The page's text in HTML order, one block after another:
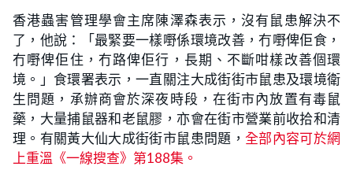
香港蟲害管理學會主席陳澤森表示，沒有鼠患解決不
了，他說：「最緊要一樣嘢係環境改善，冇嘢俾佢食，
冇嘢俾佢住，冇路俾佢行，長期、不斷咁樣改善個環
境。」食環署表示，一直關注大成街街市鼠患及環境衛
生問題，承辦商會於深夜時段，在街市內放置有毒鼠
藥，大量捕鼠器和老鼠膠，亦會在街市營業前收拾和清
理。有關黃大仙大成街街市鼠患問題， 全部內容可於網
上重溫《一線搜查》第188集。